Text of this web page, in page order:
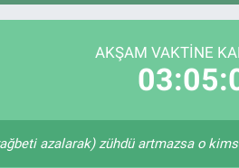
AKŞAM VAKTINE
azalarak) zühdü artmazsa o